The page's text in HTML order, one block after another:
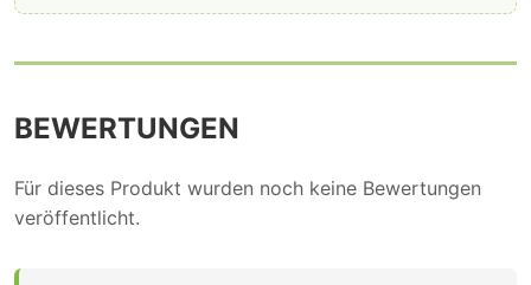
BEWERTUNGEN
Für dieses Produkt wurden noch keine Bewertungen
veröffentlicht.